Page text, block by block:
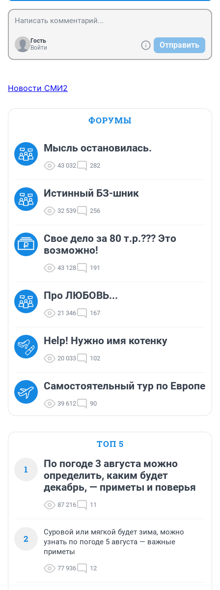
Гость
Войти
Отправить
Новости СМИ2
ФОРУМЫ
Мысль остановилась.
43 032 282
Истинный БЗ-шник
32 539 256
Свое дело за 80 т.р.??? Это
возможно!
43 128 191
Про ЛЮБОВЬ...
21 346 167
Help! Нужно имя котенку
20 033 102
Самостоятельный тур по Европе
39 612 90
ТОП 5
1
По погоде 3 августа можно
определить, каким будет
декабрь, — приметы и поверья
87 216 11
2
Суровой или мягкой будет зима, можно
узнать по погоде 5 августа — важные
приметы
77 936 12